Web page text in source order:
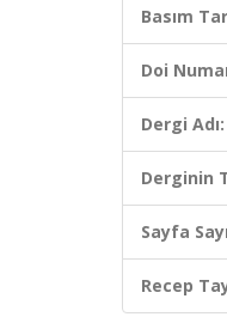
Basım
Doi
Dergi Adı:
Derginin
Sayfa
Recep